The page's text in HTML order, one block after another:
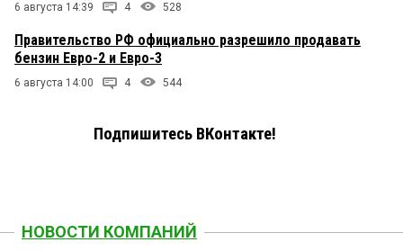
6 августа 14:39 4 528
Правительство РФ официально разрешило продавать
бензин Евро-2 и Евро-3
6 августа 14:00 4 544
Подпишитесь ВКонтакте!
НОВОСТИ КОМПАНИЙ